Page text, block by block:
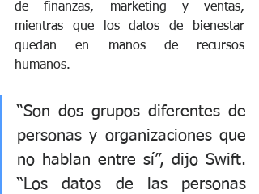
de finanzas, marketing y ventas,
mientras que los datos de bienestar
quedan en manos de recursos
humanos.
“Son dos grupos diferentes de
personas y organizaciones que
no hablan entre sí”, dijo Swift.
“Los datos de las personas